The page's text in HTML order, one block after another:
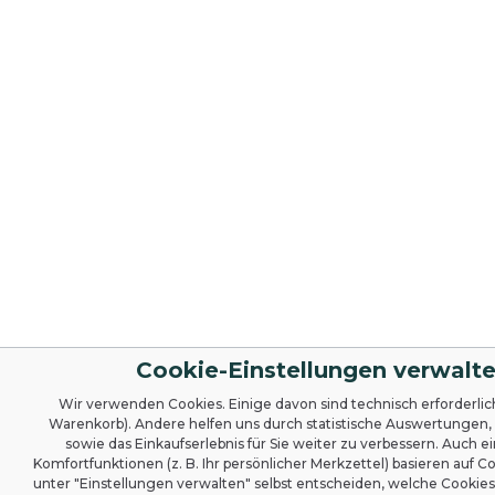
Cookie-Einstellungen
Wir verwenden Cookies. Einige davon sind technisch
Warenkorb). Andere helfen uns durch statistische
sowie das Einkaufserlebnis für Sie weiter zu verbessern. Auch
Komfortfunktionen (z. B. Ihr persönlicher Merkzettel) basieren auf
unter "Einstellungen verwalten" selbst entscheiden, welche Cookies